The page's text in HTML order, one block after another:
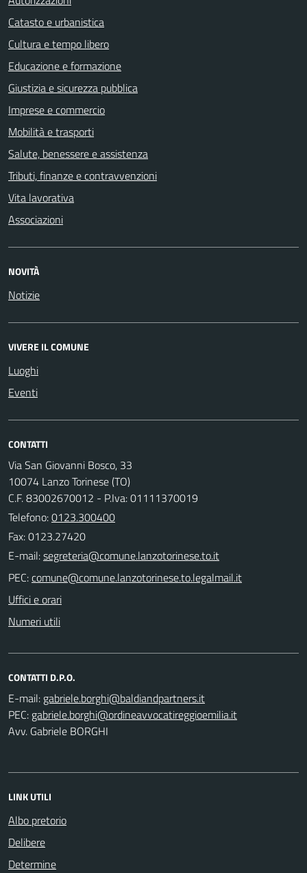
Catasto e urbanistica
Cultura e tempo libero
Educazione e formazione
Giustizia e sicurezza pubblica
Imprese e commercio
Mobilità e trasporti
Salute, benessere e assistenza
Tributi, finanze e contravvenzioni
Vita lavorativa
Associazioni
NOVITÀ
Notizie
VIVERE IL COMUNE
Luoghi
Eventi
CONTATTI
Via San Giovanni Bosco, 33
10074 Lanzo Torinese (TO)
C.F. 83002670012 - P.Iva: 01111370019
Telefono:0123.300400
Fax: 0123.27420
E-mail:
PEC:
Uffici e orari
Numeri utili
CONTATTI D.P.O.
E-mail:
PEC:
Avv. Gabriele BORGHI
LINK UTILI
Albo pretorio
Delibere
Determine